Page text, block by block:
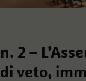
n. 2 –
di veto,